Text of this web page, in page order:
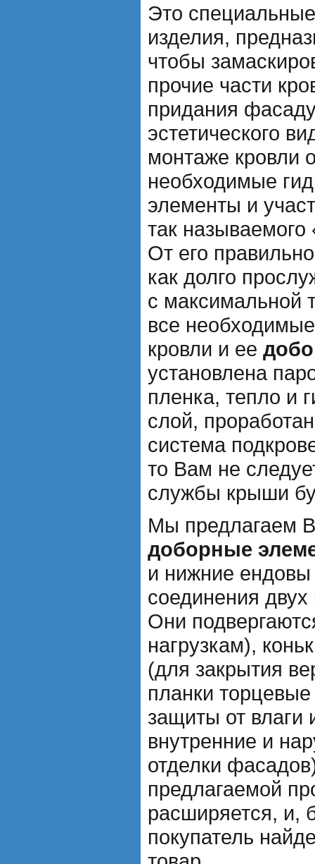
Это
изделия,
чтобы
прочие части
придания
эстетического
монтаже кровли
необходимые
элементы и
так называемого
От его
как долго
с максимальной
все
кровли и ее
установлена
пленка, тепло и
слой,
система
то Вам не
службы крыши
Мы предлагаем
доборные
и нижние
соединения двух
Они
нагрузкам),
(для закрытия
планки
защиты от влаги
внутренние и
отделки
предлагаемой
расширяется, и,
покупатель